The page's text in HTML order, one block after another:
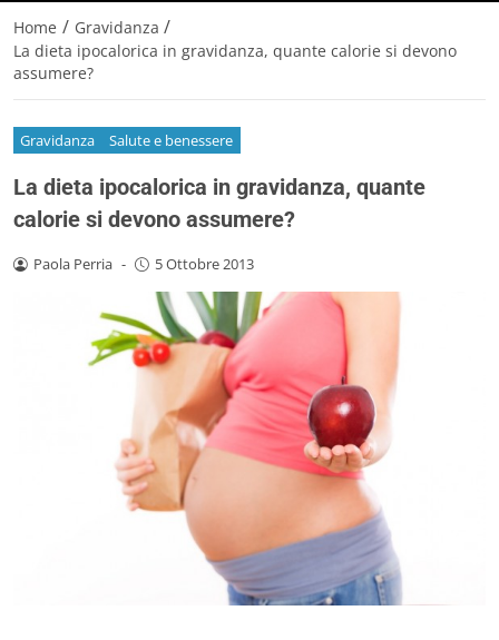
Home / Gravidanza /
La dieta ipocalorica in gravidanza, quante calorie si devono
assumere?
Gravidanza Salute e benessere
La dieta ipocalorica in gravidanza, quante
calorie si devono assumere?
Paola Perria - 5 Ottobre 2013